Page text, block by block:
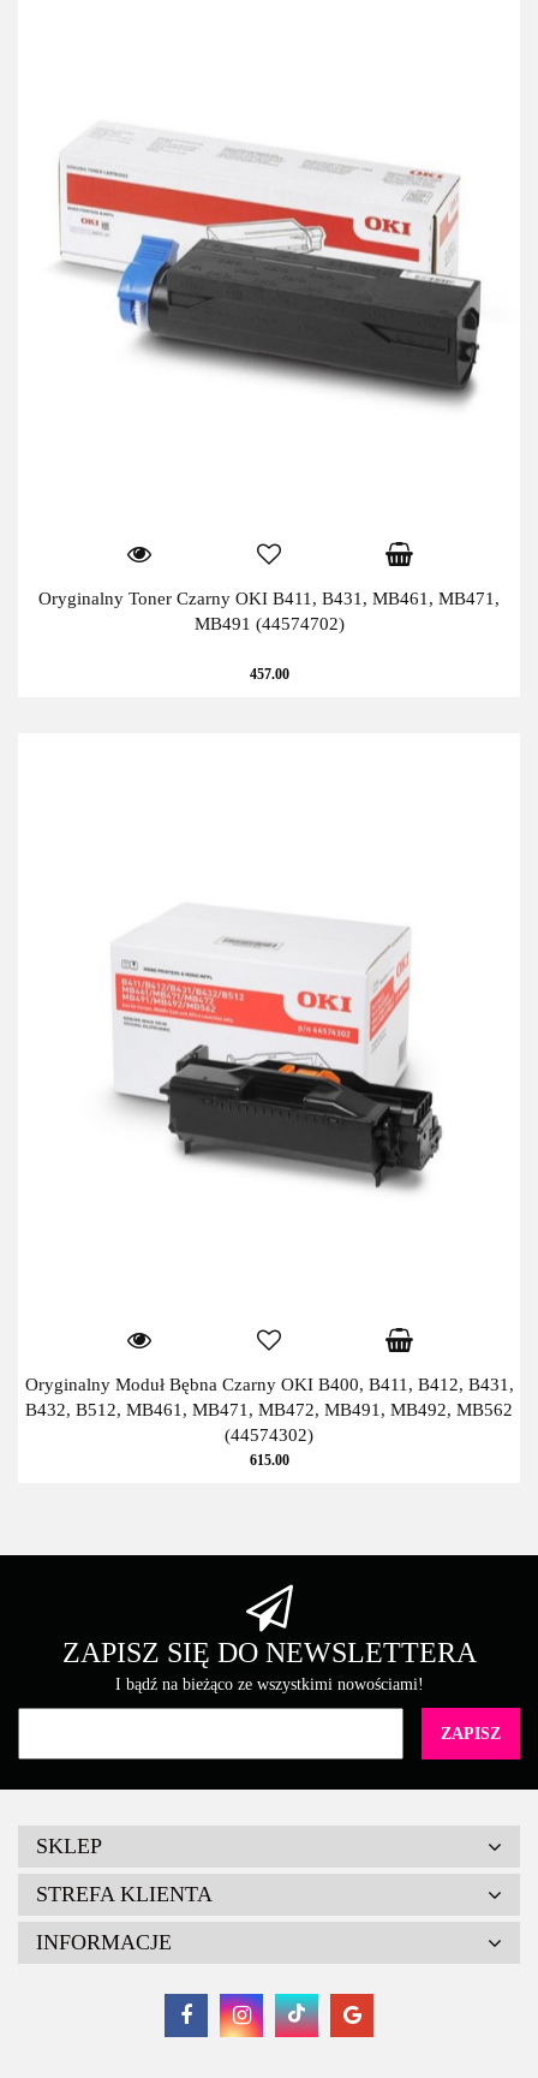
Oryginalny Toner Czarny OKI B411, B431, MB461, MB471,
MB491 (44574702)
457.00
Oryginalny Moduł Bębna Czarny OKI B400, B411, B412, B431,
B432, B512, MB461, MB471, MB472, MB491, MB492, MB562
(44574302)
615.00
ZAPISZ SIĘ DO NEWSLETTERA
I bądź na bieżąco ze wszystkimi nowościami!
SKLEP
STREFA KLIENTA
INFORMACJE